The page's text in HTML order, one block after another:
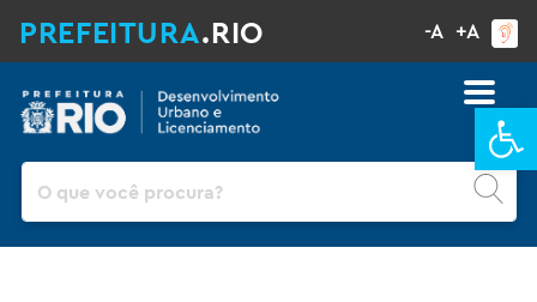
PREFEITURA.RIO -A +A
Pesquisar